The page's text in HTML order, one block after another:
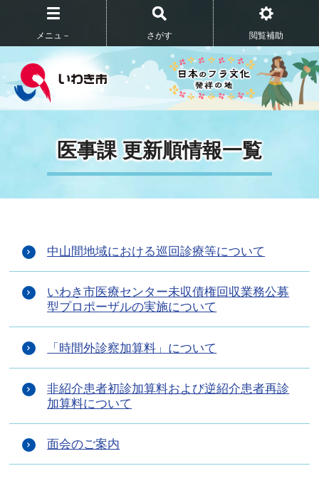
メニュ－ さがす 閲覧補助
医事課 更新順情報一覧
中山間地域における巡回診療等について
いわき市医療センター未収債権回収業務公募
型プロポーザルの実施について
「時間外診察加算料」について
非紹介患者初診加算料および逆紹介患者再診
加算料について
面会のご案内